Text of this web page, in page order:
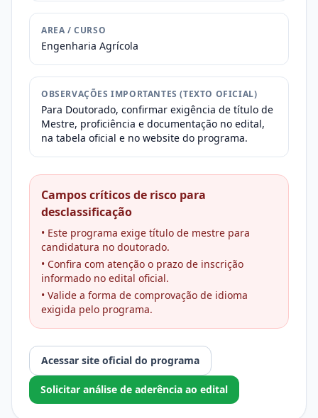
AREA / CURSO
Engenharia Agrícola
OBSERVAÇÕES IMPORTANTES (TEXTO OFICIAL)
Para Doutorado, confirmar exigência de título de
Mestre, proficiência e documentação no edital,
na tabela oficial e no website do programa.
Campos críticos de risco para
desclassificação
• Este programa exige título de mestre para
candidatura no doutorado.
• Confira com atenção o prazo de inscrição
informado no edital oficial.
• Valide a forma de comprovação de idioma
exigida pelo programa.
Acessar site oficial do programa
Solicitar análise de aderência ao edital